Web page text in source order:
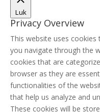
Luk
Privacy Overview
This website uses
you navigate through the
cookies that are
browser as they are
functionalities of the
that help us analyze and
These cookies will be